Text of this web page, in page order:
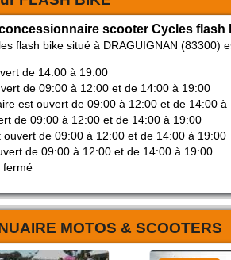
scooter Cycles flash
flash bike situé à DRAGUIGNAN (83300)
de 14:00 à 19:00
de 09:00 à 12:00 et de 14:00 à 19:00
est ouvert de 09:00 à 12:00 et de 14:00 à
de 09:00 à 12:00 et de 14:00 à 19:00
de 09:00 à 12:00 et de 14:00 à 19:00
de 09:00 à 12:00 et de 14:00 à 19:00
fermé
MOTOS & SCOOTERS